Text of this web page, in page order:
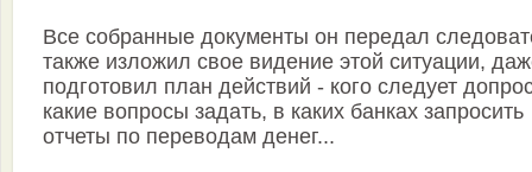
Все собранные документы он передал
также изложил свое видение этой ситуации,
подготовил план действий - кого следует
какие вопросы задать, в каких банках запросить
отчеты по переводам денег...